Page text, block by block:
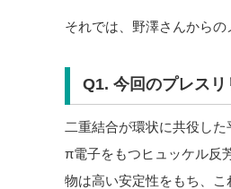
それでは、野澤さんから
Q1. 今回のプレス
二重結合が環状に共役し
π電子をもつヒュッケル反
物は高い安定性をもち、